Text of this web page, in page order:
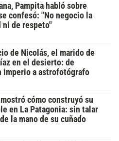
Pampita habló sobre
confesó: "No negocio la
de respeto"
de Nicolás, el marido de
en el desierto: de
imperio a astrofotógrafo
cómo construyó su
en La Patagonia: sin talar
la mano de su cuñado